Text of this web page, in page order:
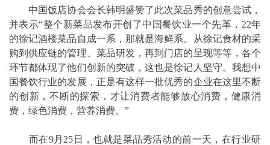
中国饭店协会会长韩明盛赞了此次菜品秀的创意尝试，
并表示“整个新菜品发布开创了中国餐饮业一个先革，22年
的徐记酒楼菜品自成一系，那就是海鲜系。从徐记食材的采
购到供应链的管理、菜品研发，再到门店的呈现等等，各个
环节都体现了他们创新的突破，这也是徐记人坚守。我想中
国餐饮行业的发展，正是有这样一批优秀的企业在这里不断
的创新，不断的探索，才让消费者能够放心消费，健康消
费，绿色消费，营养消费。”
而在9月25日，也就是菜品秀活动的前一天，在行业研